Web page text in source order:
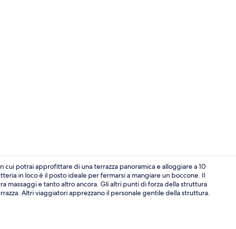
Bar (in loco)
cui potrai approfittare di una terrazza panoramica e alloggiare a 10
in loco è il posto ideale per fermarsi a mangiare un boccone. Il
massaggi e tanto altro ancora. Gli altri punti di forza della struttura
Altri viaggiatori apprezzano il personale gentile della struttura.